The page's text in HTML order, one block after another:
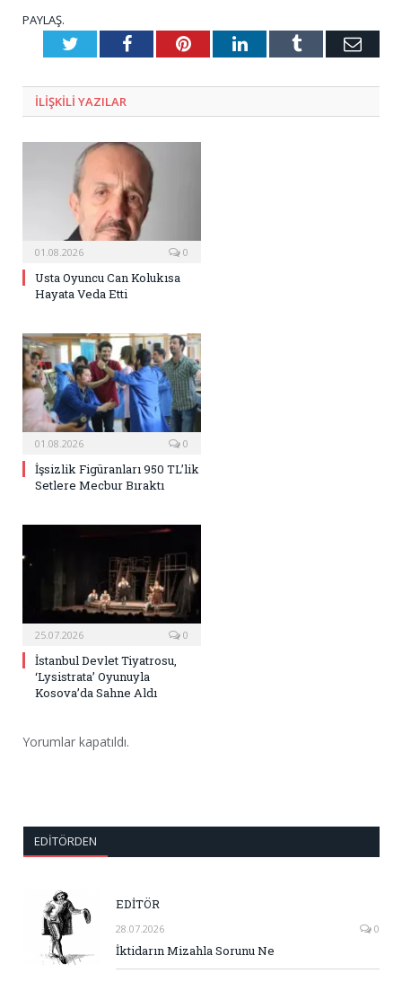
PAYLAŞ.
TwitterFacebookPinterestLinkedInTumblr E-
ILIŞKILI YAZILAR
01.08.2026 0
Usta Oyuncu Can Kolukısa
Hayata Veda Etti
01.08.2026 0
İşsizlik Figüranları 950 TL’lik
Setlere Mecbur Bıraktı
25.07.2026 0
İstanbul Devlet Tiyatrosu,
‘Lysistrata’ Oyunuyla
Kosova’da Sahne Aldı
Yorumlar kapatıldı.
EDITÖRDEN
EDİTÖR
28.07.2026 0
İktidarın Mizahla Sorunu Ne